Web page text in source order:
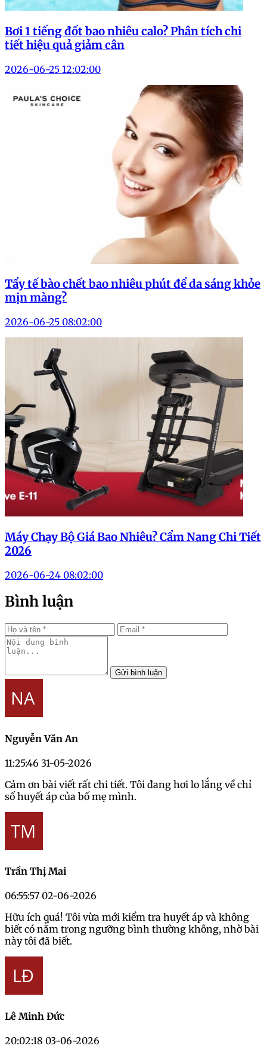
Bơi 1 tiếng đốt bao nhiêu calo? Phân tích chi
tiết hiệu quả giảm cân
2026-06-25 12:02:00
Tẩy tế bào chết bao nhiêu phút để da sáng khỏe
mịn màng?
2026-06-25 08:02:00
Máy Chạy Bộ Giá Bao Nhiêu? Cẩm Nang Chi Tiết
2026
2026-06-24 08:02:00
Bình luận
Gửi bình luận
Nguyễn Văn An
11:25:46 31-05-2026
Cảm ơn bài viết rất chi tiết. Tôi đang hơi lo lắng về chỉ
số huyết áp của bố mẹ mình.
Trần Thị Mai
06:55:57 02-06-2026
Hữu ích quá! Tôi vừa mới kiểm tra huyết áp và không
biết có nằm trong ngưỡng bình thường không, nhờ bài
này tôi đã biết.
Lê Minh Đức
20:02:18 03-06-2026